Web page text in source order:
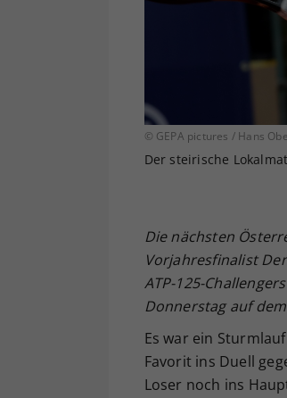
© GEPA pictures / Hans
Der steirische
Die nächsten
Vorjahresfinalist
ATP-125-
Donnerstag auf
Es war ein
Favorit ins Duell
Loser noch ins